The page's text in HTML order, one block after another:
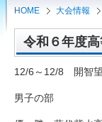
HOME 大会情報
令和６年度
12/6～12/8 開智
男子の部